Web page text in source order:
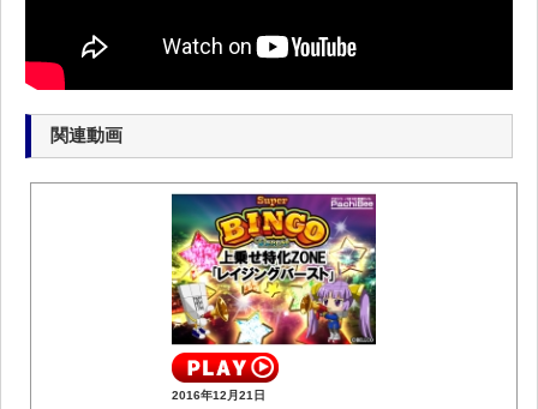
関連動画
2016年12月21日